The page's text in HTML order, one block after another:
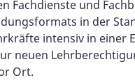
Fachdienste und
in der
intensiv in einer
neuen
Ort.